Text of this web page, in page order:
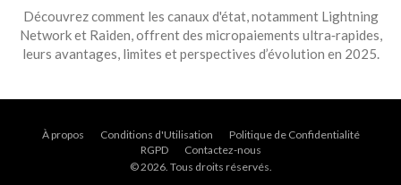
Découvrez comment les canaux d'état, notamment Lightning
Network et Raiden, offrent des micropaiements ultra‑rapides,
leurs avantages, limites et perspectives d’évolution en 2025.
À propos Conditions d'Utilisation
Politique de Confidentialité
RGPD
Contactez-nous
© 2026. Tous droits réservés.